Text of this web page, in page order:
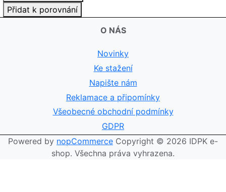
Přidat k porovnání
O NÁS
Novinky
Ke stažení
Napište nám
Reklamace a připomínky
Všeobecné obchodní podmínky
GDPR
Powered by nopCommerce Copyright © 2026 IDPK e-
shop. Všechna práva vyhrazena.